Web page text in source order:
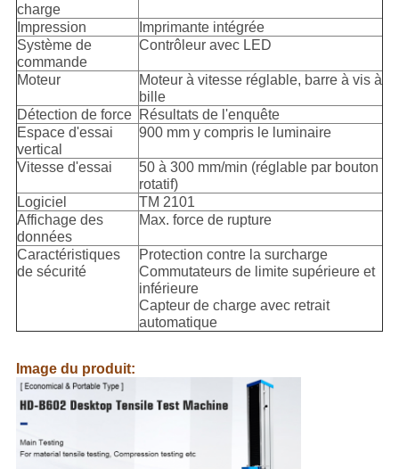
charge
Impression
Imprimante intégrée
Système de
commande
Contrôleur avec LED
Moteur
Moteur à vitesse réglable, barre à vis à
bille
Détection de force Résultats de l'enquête
Espace d'essai
vertical
900 mm y compris le luminaire
Vitesse d'essai
50 à 300 mm/min (réglable par bouton
rotatif)
Logiciel
TM 2101
Affichage des
données
Max. force de rupture
Caractéristiques
de sécurité
Protection contre la surcharge
Commutateurs de limite supérieure et
inférieure
Capteur de charge avec retrait
automatique
Image du produit: